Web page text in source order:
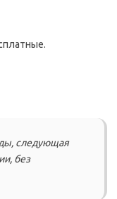
следующая
без